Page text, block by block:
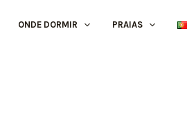
ONDE DORMIR PRAIAS